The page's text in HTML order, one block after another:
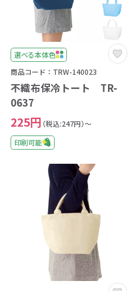
選べる本体色
商品コード：TRW-140023
不織布保冷トート TR-
0637
225円 （税込:247円）～
印刷可能